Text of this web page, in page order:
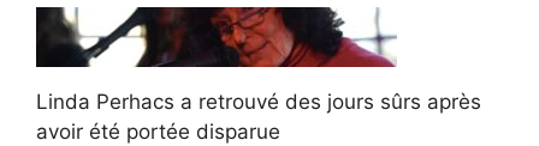
Linda Perhacs a retrouvé des jours sûrs après
avoir été portée disparue